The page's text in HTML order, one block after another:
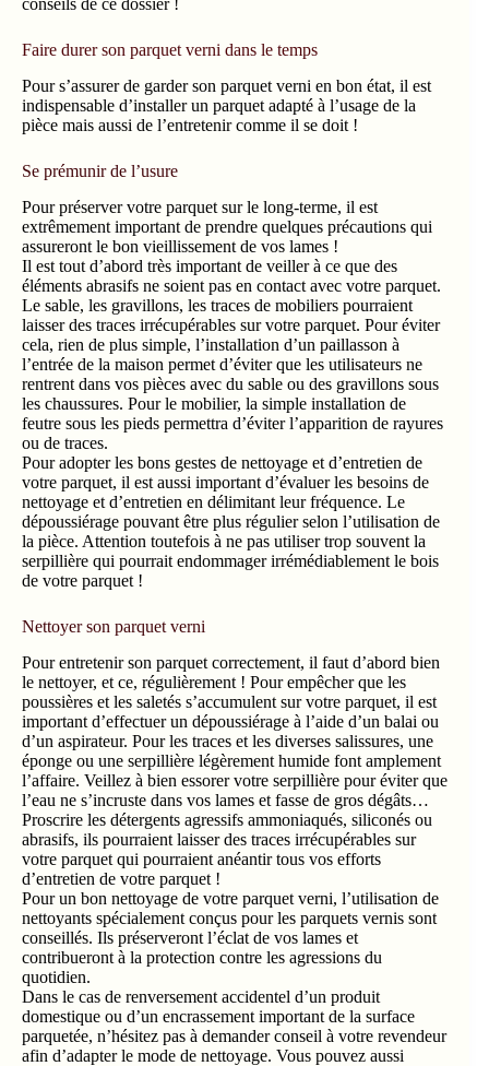
Faire durer son parquet verni dans le temps
Pour s’assurer de garder son parquet verni en bon état, il est
pièce mais aussi de l’entretenir comme il se doit !
Se prémunir de l’usure
Pour préserver votre parquet sur le long-terme, il est
assureront le bon vieillissement de vos lames !
Il est tout d’abord très important de veiller à ce que des
éléments abrasifs ne soient pas en contact avec votre parquet.
Le sable, les gravillons, les traces de mobiliers pourraient
laisser des traces irrécupérables sur votre parquet. Pour éviter
cela, rien de plus simple, l’installation d’un paillasson à
l’entrée de la maison permet d’éviter que les utilisateurs ne
rentrent dans vos pièces avec du sable ou des gravillons sous
les chaussures. Pour le mobilier, la simple installation de
feutre sous les pieds permettra d’éviter l’apparition de rayures
ou de traces.
Pour adopter les bons gestes de nettoyage et d’entretien de
votre parquet, il est aussi important d’évaluer les besoins de
nettoyage et d’entretien en délimitant leur fréquence. Le
dépoussiérage pouvant être plus régulier selon l’utilisation de
la pièce. Attention toutefois à ne pas utiliser trop souvent la
serpillière qui pourrait endommager irrémédiablement le bois
de votre parquet !
Nettoyer son parquet verni
Pour entretenir son parquet correctement, il faut d’abord bien
poussières et les saletés s’accumulent sur votre parquet, il est
important d’effectuer un dépoussiérage à l’aide d’un balai ou
d’un aspirateur. Pour les traces et les diverses salissures, une
éponge ou une serpillière légèrement humide font amplement
l’affaire. Veillez à bien essorer votre serpillière pour éviter que
l’eau ne s’incruste dans vos lames et fasse de gros dégâts…
Proscrire les détergents agressifs ammoniaqués, siliconés ou
abrasifs, ils pourraient laisser des traces irrécupérables sur
votre parquet qui pourraient anéantir tous vos efforts
d’entretien de votre parquet !
Pour un bon nettoyage de votre parquet verni, l’utilisation de
nettoyants spécialement conçus pour les parquets vernis sont
conseillés. Ils préserveront l’éclat de vos lames et
contribueront à la protection contre les agressions du
quotidien.
Dans le cas de renversement accidentel d’un produit
domestique ou d’un encrassement important de la surface
parquetée, n’hésitez pas à demander conseil à votre revendeur
afin d’adapter le mode de nettoyage. Vous pouvez aussi
suivrenos conseils sur le nettoyage d’un parquet verniet sur
nos méthodes pourenlever une tache sur un parquet!